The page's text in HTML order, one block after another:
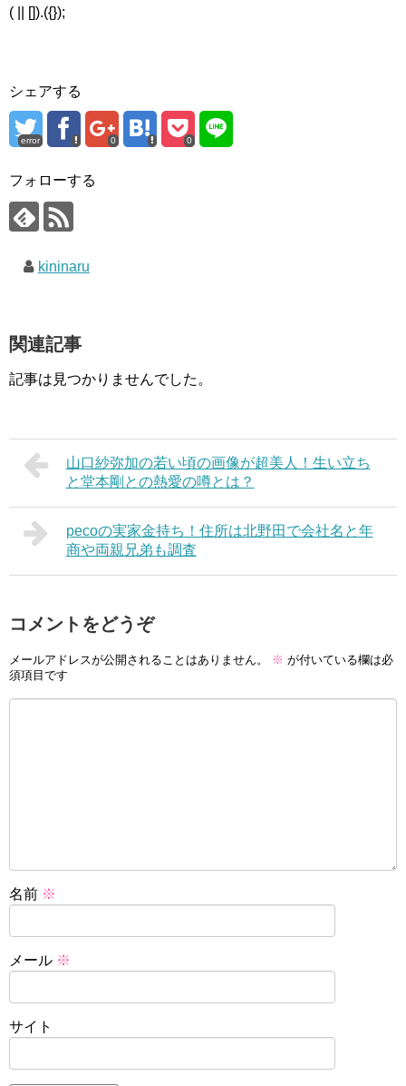
( || []).({});
シェアする
error 0 0
フォローする
kininaru
関連記事
記事は見つかりませんでした。
山口紗弥加の若い頃の画像が超美人！生い立ち
と堂本剛との熱愛の噂とは？
pecoの実家金持ち！住所は北野田で会社名と年
商や両親兄弟も調査
コメントをどうぞ
メールアドレスが公開されることはありません。 ※ が付いている欄は必
須項目です
名前 ※
メール ※
サイト